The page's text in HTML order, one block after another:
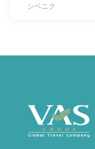
シベニク